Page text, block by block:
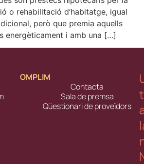
o rehabilitació d’habitatge, igual
però que premia aquells
energèticament i amb una […]
OMPLIM
Contacta
Sala de premsa
Qüestionari de proveïdors